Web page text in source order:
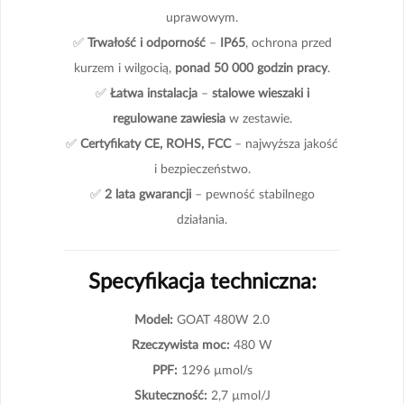
uprawowym.
✅ Trwałość i odporność– IP65, ochrona przed
kurzem i wilgocią, ponad 50 000 godzin pracy.
✅ Łatwa instalacja– stalowe wieszaki i
regulowane zawiesiaw zestawie.
✅ Certyfikaty CE, ROHS, FCC– najwyższa jakość
i bezpieczeństwo.
✅ 2 lata gwarancji– pewność stabilnego
działania.
Specyfikacja techniczna:
Model: GOAT 480W 2.0
Rzeczywista moc: 480 W
PPF: 1296 µmol/s
Skuteczność: 2,7 µmol/J